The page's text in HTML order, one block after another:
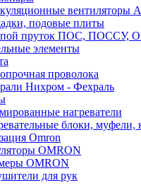
вентиляторы
подовые плиты
пруток ПОС, ПОССУ,
элементы
проволока
Нихром - Фехраль
нагреватели
блоки, муфели,
Omron
OMRON
OMRON
для рук